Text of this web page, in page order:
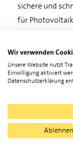
sichere und
für
Carport-
wirtschaftlich
werden
zuverlässiges
Wir verwenden
Unsere Website nutzt
Einwilligung aktiviert
Datenschutzerklärung
Ablehnen